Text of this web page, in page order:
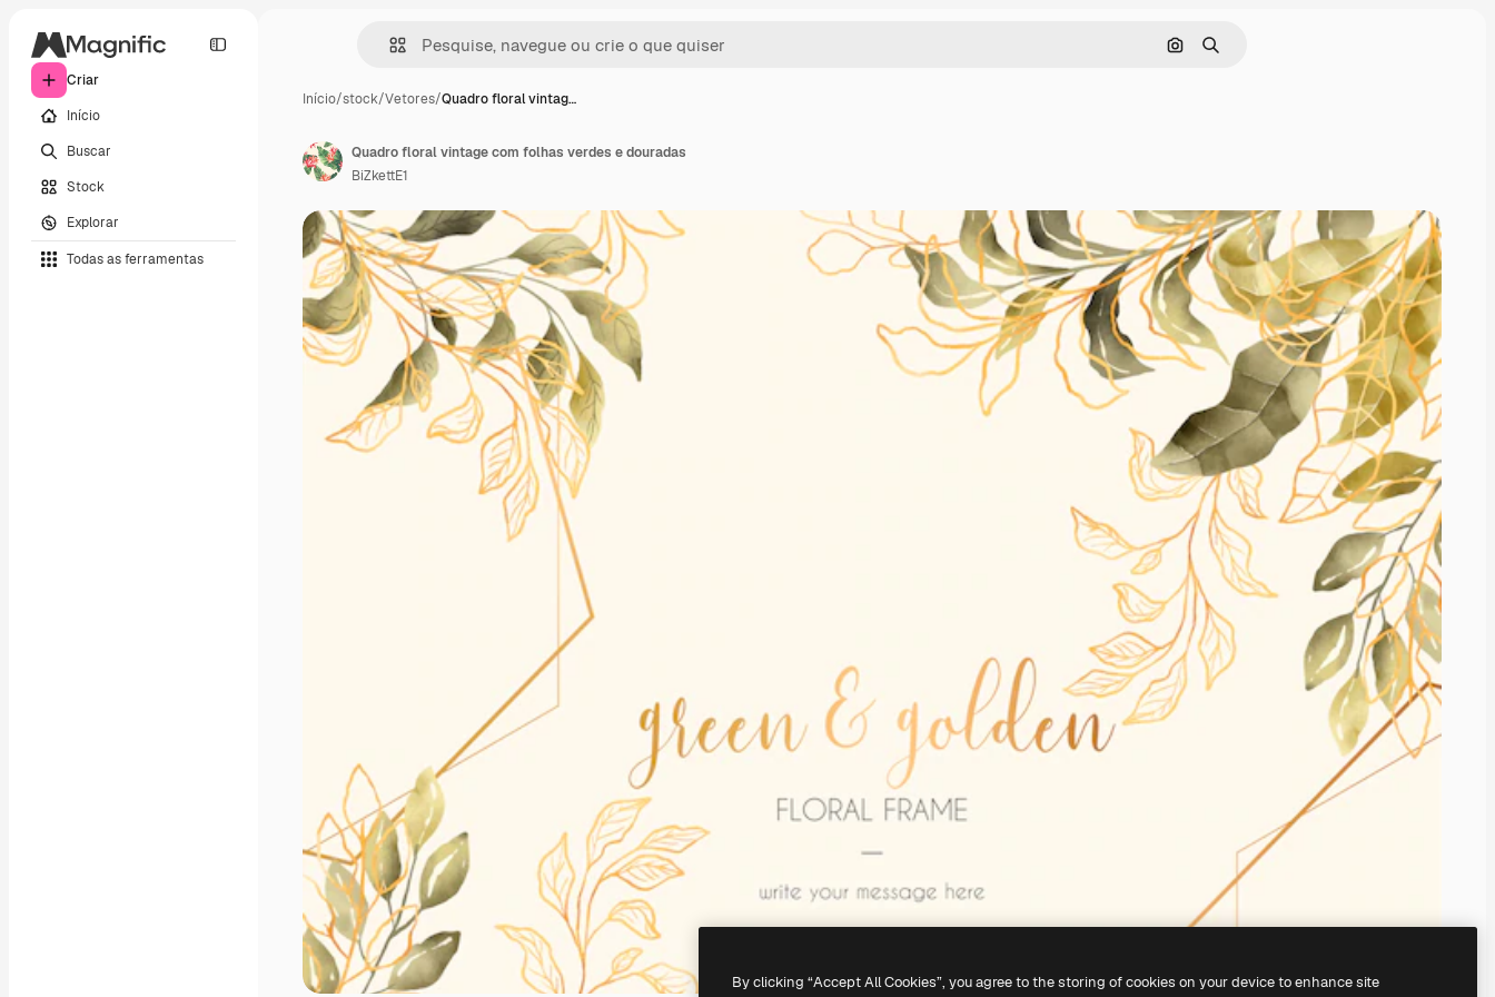
Criar
Início
Buscar
Stock
Explorar
Todas as ferramentas
Pesquisar por imagem
Buscar
Início/stock/Vetores/Quadro floral vintag…
Quadro floral vintage com folhas verdes e douradas
BiZkettE1
By clicking “Accept All Cookies”, you agree to the storing of cookies on your device to enhance site